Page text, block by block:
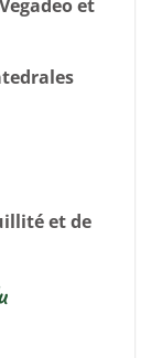
et
et de